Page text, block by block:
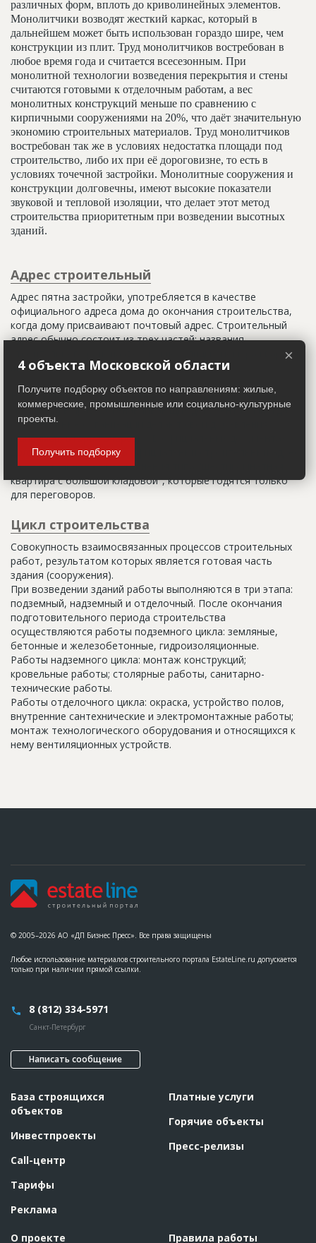
различных форм, вплоть до криволинейных элементов.
Монолитчики возводят жесткий каркас, который в
дальнейшем может быть использован гораздо шире, чем
конструкции из плит. Труд монолитчиков востребован в
любое время года и считается всесезонным. При
монолитной технологии возведения перекрытия и стены
считаются готовыми к отделочным работам, а вес
монолитных конструкций меньше по сравнению с
кирпичными сооружениями на 20%, что даёт значительную
экономию строительных материалов. Труд монолитчиков
востребован так же в условиях недостатка площади под
строительство, либо их при её дороговизне, то есть в
условиях точечной застройки. Монолитные сооружения и
конструкции долговечны, имеют высокие показатели
звуковой и тепловой изоляции, что делает этот метод
строительства приоритетным при возведении высотных
зданий.
Адрес строительный
Адрес пятна застройки, употребляется в качестве
официального адреса дома до окончания строительства,
когда дому присваивают почтовый адрес. Строительный
адрес обычно состоит из трех частей: названия
строительного района (возможно, улицы), номера квартала
(не обязательно) и корпуса (владения).
Настоящим строительным адресом можно считать адрес,
указанный в правоустанавливающих документах. Иногда
строительные организации делают свои добавления
(например, вторая очередь). В официальных документах
должен присутствовать официальный строительный адрес,
а все остальное - это уточнения типа "шестикомнатная
квартира с большой кладовой", которые годятся только
для переговоров.
Цикл строительства
Совокупность взаимосвязанных процессов строительных
работ, результатом которых является готовая часть
здания (сооружения).
При возведении зданий работы выполняются в три этапа:
подземный, надземный и отделочный. После окончания
подготовительного периода строительства
осуществляются работы подземного цикла: земляные,
бетонные и железобетонные, гидроизоляционные.
Работы надземного цикла: монтаж конструкций;
кровельные работы; столярные работы, санитарно-
технические работы.
Работы отделочного цикла: окраска, устройство полов,
внутренние сантехнические и электромонтажные работы;
монтаж технологического оборудования и относящихся к
нему вентиляционных устройств.
© 2005–2026 АО «ДП Бизнес Пресс». Все права защищены
Любое использование материалов строительного портала EstateLine.ru допускается
только при наличии прямой ссылки.
8 (812) 334-5971
Санкт-Петербург
Написать сообщение
База строящихся
объектов
Инвестпроекты
Call-центр
Тарифы
Реклама
О проекте
Платные услуги
Горячие объекты
Пресс-релизы
Правила работы
×
4 объекта Московской области
Получите подборку объектов по направлениям: жилые,
коммерческие, промышленные или социально-культурные
проекты.
Получить подборку